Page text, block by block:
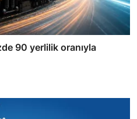
90 yerlilik oranıyla